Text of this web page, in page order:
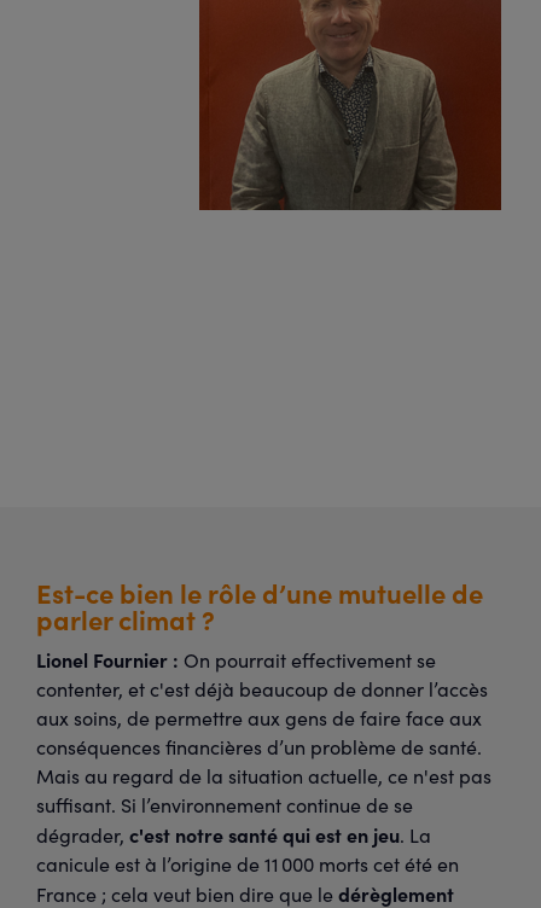
Est-ce bien le rôle d’une mutuelle de
parler climat ?
Lionel Fournier : On pourrait effectivement se
contenter, et c'est déjà beaucoup de donner l’accès
aux soins, de permettre aux gens de faire face aux
conséquences financières d’un problème de santé.
Mais au regard de la situation actuelle, ce n'est pas
suffisant. Si l’environnement continue de se
dégrader, c'est notre santé qui est en jeu. La
canicule est à l’origine de 11 000 morts cet été en
France ; cela veut bien dire que ledérèglement